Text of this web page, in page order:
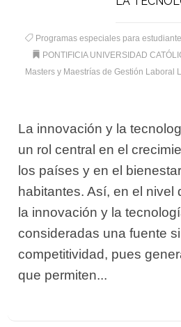
Programas especiales para
PONTIFICIA UNIVERSIDAD
Masters y Maestrías de Gestión Laboral
La innovación y la
un rol central en el
los países y en el
habitantes. Así, en el nivel
la innovación y la
consideradas una fuente
competitividad, pues
que permiten...